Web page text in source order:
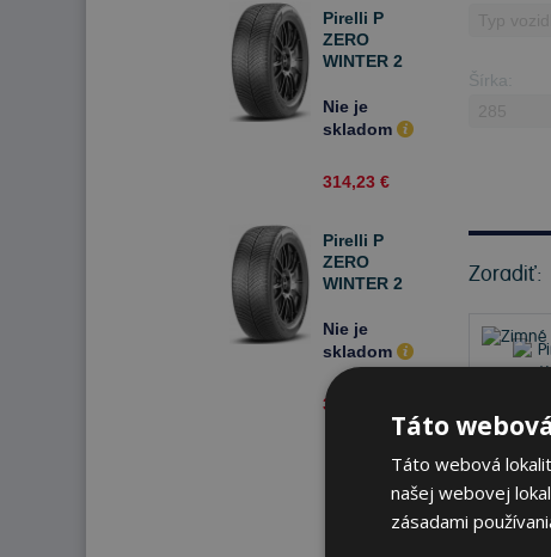
Pirelli P
ZERO
WINTER 2
108 V Zimné
Nie je
skladom
314,23 €
Pirelli P
ZERO
WINTER 2
108 V Zimné
Nie je
skladom
314,23 €
Šírka:
Zoradiť:
Táto
Táto webová
našej webovej
zásadami